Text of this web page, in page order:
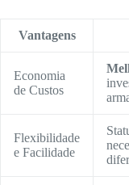
Vantagens
Economia
de Custos
Flexibilidade
e Facilidade